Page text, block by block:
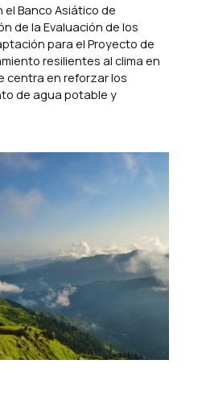
Banco Asiático de
de la Evaluación de los
para el Proyecto de
resilientes al clima en
centra en reforzar los
de agua potable y